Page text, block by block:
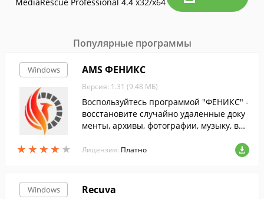
Популярные программы
Windows
★ ★ ★ ★ ★
★ ★ ★ ★ ★
AMS ФЕНИКС
Версия: 1.31 (9.48 МБ)
Воспользуйтесь программой "ФЕНИКС" -
восстановите случайно удаленные доку
менты, архивы, фотографии, музыку, вид
й.
Лицензия: Платно
Windows Recuva